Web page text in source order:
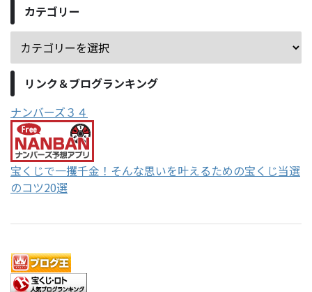
カテゴリー
リンク＆ブログランキング
ナンバーズ３４
宝くじで一攫千金！そんな思いを叶えるための宝くじ当選
のコツ20選